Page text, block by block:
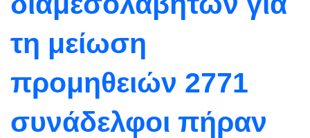
τη μείωση
προμηθειών 2771
συνάδελφοι πήραν